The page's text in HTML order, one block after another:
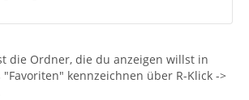
die Ordner, die du anzeigen willst in
kennzeichnen über R-Klick ->